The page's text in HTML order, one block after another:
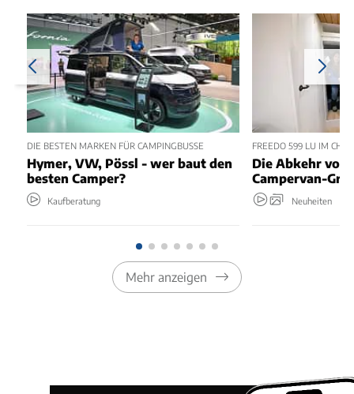
DIE BESTEN MARKEN FÜR CAMPINGBUSSE
Hymer, VW, Pössl - wer baut den
besten Camper?
Kaufberatung
FREEDO 599 LU IM
Die Abkehr
Campervan-
Neuheiten
Mehr anzeigen